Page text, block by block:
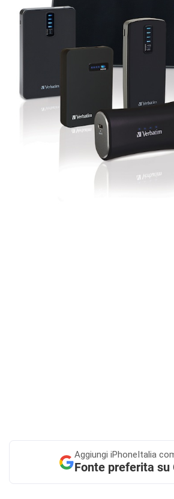
Aggiungi iPhoneItalia
Fonte preferita su